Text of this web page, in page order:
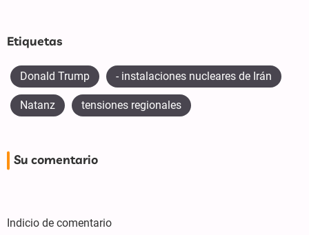
Etiquetas
Donald Trump - instalaciones nucleares de Irán
Natanz tensiones regionales
Su comentario
Indicio de comentario